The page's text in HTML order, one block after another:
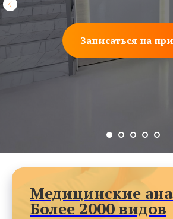
Подробнее о
Записаться на
Медицинские
Более 2000 видов